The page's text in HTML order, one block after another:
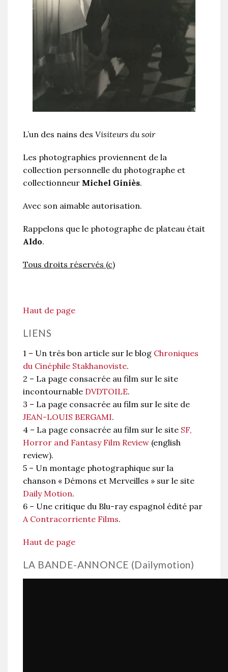
L’un des nains des Visiteurs du soir
Les photographies proviennent de la
collection personnelle du photographe et
collectionneur Michel Giniès.
Avec son aimable autorisation.
Rappelons que le photographe de plateau était
Aldo.
Tous droits réservés (c)
Haut de page
LIENS
1 – Un très bon article sur le blog Chroniques
du Cinéphile Stakhanoviste.
2 – La page consacrée au film sur le site
incontournable DVDTOILE.
3 – La page consacrée au film sur le site de
JEAN-LOUIS BERGAMI.
4 – La page consacrée au film sur le site SF,
Horror and Fantasy Film Review (english
review).
5 – Un montage photographique sur la
chanson « Démons et Merveilles » sur le site
Daily Motion.
6 – Une critique du Blu-ray espagnol édité par
A Contracorriente Films.
Haut de page
LA BANDE-ANNONCE (Dailymotion)